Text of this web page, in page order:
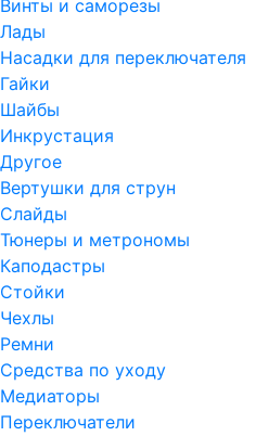
Винты и саморезы
Лады
Насадки для переключателя
Гайки
Шайбы
Инкрустация
Другое
Вертушки для струн
Слайды
Тюнеры и метрономы
Каподастры
Стойки
Чехлы
Ремни
Средства по уходу
Медиаторы
Переключатели